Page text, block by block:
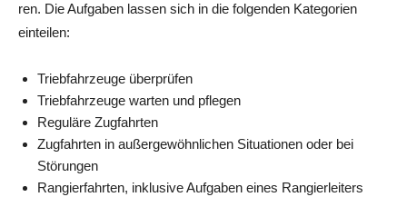
ren. Die Auf­ga­ben las­sen sich in die fol­gen­den Kate­go­rien
einteilen:
Trieb­fahr­zeu­ge überprüfen
Trieb­fahr­zeu­ge war­ten und pflegen
Regu­lä­re Zugfahrten
Zug­fahr­ten in außer­ge­wöhn­li­chen Situa­tio­nen oder bei
Störungen
Ran­gier­fahr­ten, inklu­si­ve Auf­ga­ben eines Ran­gier­lei­ters